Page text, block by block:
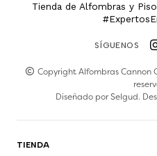
Tienda de Alfombras y
SÍGUENOS
Copyright Alfombras Cannon
Diseñado porSelgud.
TIENDA